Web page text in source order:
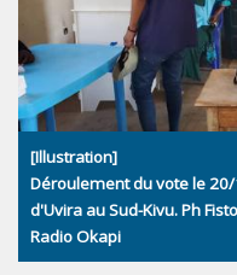
[Illustration]
Déroulement du vote le
d'Uvira au Sud-Kivu. Ph
Radio Okapi